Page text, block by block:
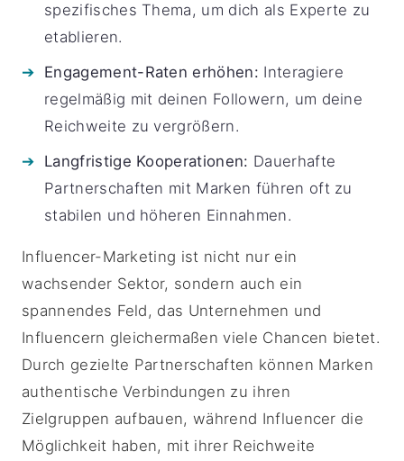
spezifisches Thema, um dich als Experte zu
etablieren.
Engagement-Raten erhöhen: Interagiere
regelmäßig mit deinen Followern, um deine
Reichweite zu vergrößern.
Langfristige Kooperationen: Dauerhafte
Partnerschaften mit Marken führen oft zu
stabilen und höheren Einnahmen.
Influencer-Marketing ist nicht nur ein
wachsender Sektor, sondern auch ein
spannendes Feld, das Unternehmen und
Influencern gleichermaßen viele Chancen bietet.
Durch gezielte Partnerschaften können Marken
authentische Verbindungen zu ihren
Zielgruppen aufbauen, während Influencer die
Möglichkeit haben, mit ihrer Reichweite